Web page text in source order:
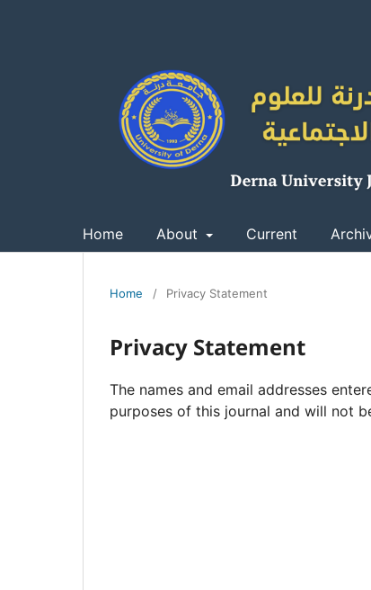
Home About Current
Home / Privacy Statement
Privacy Statement
The names and email addresses
purposes of this journal and will not